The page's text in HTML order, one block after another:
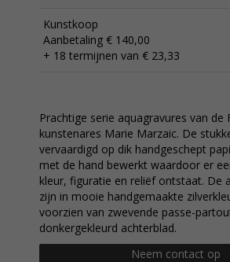
Kunstkoop
Aanbetaling € 140,00
+ 18 termijnen van € 23,33
Prachtige serie aquagravures van de
kunstenares Marie Marzaic. De
vervaardigd op dik handgeschept
met de hand bewerkt waardoor er
kleur, figuratie en reliëf ontstaat. De
zijn in mooie handgemaakte
voorzien van zwevende passe-
donkergekleurd achterblad.
Neem contact op